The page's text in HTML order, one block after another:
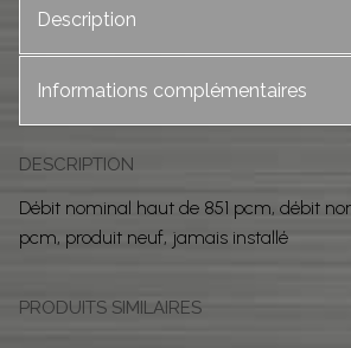
Description
Informations complémentaires
DESCRIPTION
Débit nominal haut de 851 pcm, débit
pcm, produit neuf, jamais installé
PRODUITS SIMILAIRES